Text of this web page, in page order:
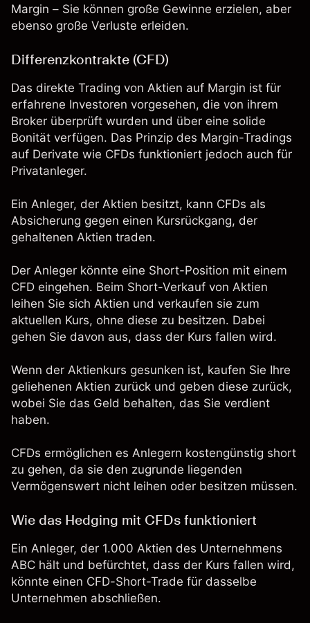
Margin – Sie können große Gewinne erzielen, aber
ebenso große Verluste erleiden.
Differenzkontrakte (CFD)
Das direkte Trading von Aktien auf Margin ist für
erfahrene Investoren vorgesehen, die von ihrem
Broker überprüft wurden und über eine solide
Bonität verfügen. Das Prinzip des Margin-Tradings
auf Derivate wie CFDs funktioniert jedoch auch für
Privatanleger.
Ein Anleger, der Aktien besitzt, kann CFDs als
Absicherung gegen einen Kursrückgang, der
gehaltenen Aktien traden.
Der Anleger könnte eine Short-Position mit einem
CFD eingehen. Beim Short-Verkauf von Aktien
leihen Sie sich Aktien und verkaufen sie zum
aktuellen Kurs, ohne diese zu besitzen. Dabei
gehen Sie davon aus, dass der Kurs fallen wird.
Wenn der Aktienkurs gesunken ist, kaufen Sie Ihre
geliehenen Aktien zurück und geben diese zurück,
wobei Sie das Geld behalten, das Sie verdient
haben.
CFDs ermöglichen es Anlegern kostengünstig short
zu gehen, da sie den zugrunde liegenden
Vermögenswert nicht leihen oder besitzen müssen.
Wie das Hedging mit CFDs funktioniert
Ein Anleger, der 1.000 Aktien des Unternehmens
ABC hält und befürchtet, dass der Kurs fallen wird,
könnte einen CFD-Short-Trade für dasselbe
Unternehmen abschließen.